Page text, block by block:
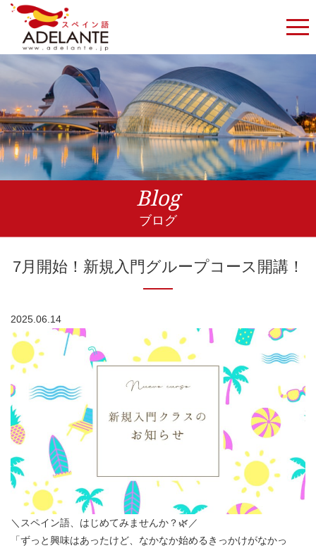
Blog
ブログ
7月開始！新規入門グループコース開講！
2025.06.14
＼スペイン語、はじめてみませんか？🌿／
「ずっと興味はあったけど、なかなか始めるきっかけがなかっ